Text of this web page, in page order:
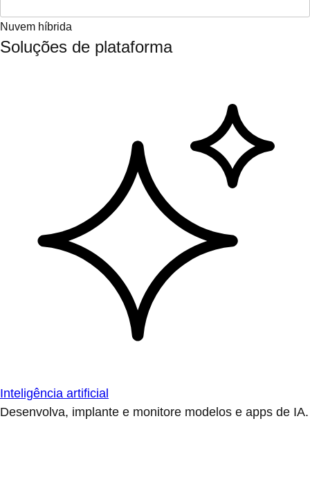
Nuvem híbrida
Soluções de plataforma
Inteligência artificial
Desenvolva, implante e monitore modelos e apps de IA.